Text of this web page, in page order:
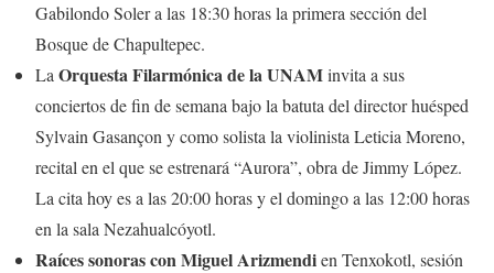
Gabilondo Soler a las 18:30 horas la primera sección del
Bosque de Chapultepec.
La Orquesta Filarmónica de la UNAMinvita a sus
conciertos de fin de semana bajo la batuta del director huésped
Sylvain Gasançon y como solista la violinista Leticia Moreno,
recital en el que se estrenará “Aurora”, obra de Jimmy López.
La cita hoy es a las 20:00 horas y el domingo a las 12:00 horas
en la sala Nezahualcóyotl.
Raíces sonoras con Miguel Arizmendien Tenxokotl, sesión